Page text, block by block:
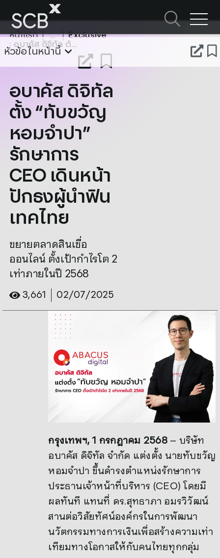
to
content
ค้นหาใน SCBX
Search
for:
หัวข้อในหน้านี้
หน้าแรก
Exclusive
: อบาคัส ดิจิทัล ตั้ง “ทับขวัญ หอมจำปา” รักษาการ CEO เดินหน้าปักธงผู้นำฟินเทคไทย
อบาคัส ดิจิทัล
ตั้ง “ทับขวัญ
หอมจำปา”
รักษาการ
CEO เดินหน้า
ปักธงผู้นำฟิน
เทคไทย
ขยายตลาดสินเชื่อ
ออนไลน์ ตั้งเป้ากำไรโต 2
เท่าภายในปี 2568
3,661 02/07/2025
กรุงเทพฯ, 1 กรกฎาคม 2568– บริษัท
อบาคัส ดิจิทัล จำกัด แต่งตั้ง นายทับขวัญ
หอมจำปา ขึ้นดำรงตำแหน่งรักษาการ
ประธานเจ้าหน้าที่บริหาร (CEO) โดยมี
ผลทันที แทนที่ ดร.สุทธาภา อมรวิวัฒน์
สานต่อวิสัยทัศน์องค์กรในการพัฒนา
นวัตกรรมทางการเงินเพื่อสร้างความเท่า
เทียมทางโอกาสให้กับคนไทยทุกกลุ่ม